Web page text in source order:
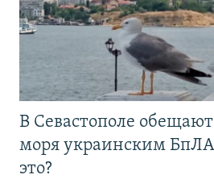
В Севастополе
моря украинским
это?